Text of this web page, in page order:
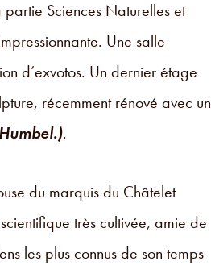
Sciences Naturelles et
Une salle
d’exvotos. Un dernier étage
récemment rénové avec un
.
du marquis du Châtelet
très cultivée, amie de
les plus connus de son temps